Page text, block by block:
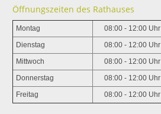
Öffnungszeiten des Rathauses
Montag 08:00 - 12:00 Uhr
Dienstag 08:00 - 12:00 Uhr
Mittwoch 08:00 - 12:00 Uhr
Donnerstag 08:00 - 12:00 Uhr
Freitag 08:00 - 12:00 Uhr